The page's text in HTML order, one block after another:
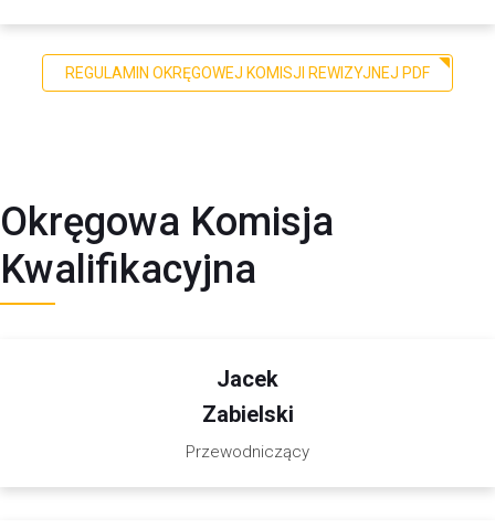
REGULAMIN OKRĘGOWEJ KOMISJI REWIZYJNEJ PDF
Okręgowa Komisja
Kwalifikacyjna
Jacek
Zabielski
Przewodniczący